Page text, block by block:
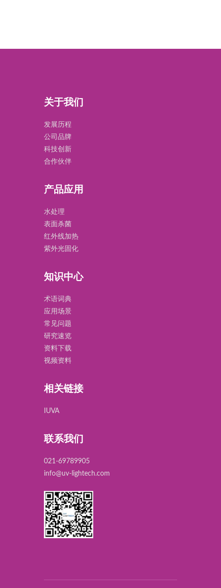
关于我们
发展历程
公司品牌
科技创新
合作伙伴
产品应用
水处理
表面杀菌
红外线加热
紫外光固化
知识中心
术语词典
应用场景
常见问题
研究速览
资料下载
视频资料
相关链接
IUVA
联系我们
021-69789905
info@uv-lightech.com